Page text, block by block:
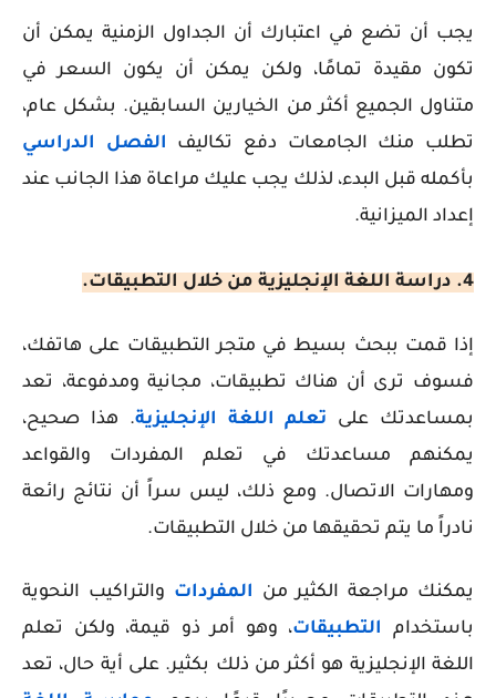
يجب أن تضع في اعتبارك أن الجداول الزمنية يمكن أن
تكون مقيدة تمامًا، ولكن يمكن أن يكون السعر في
متناول الجميع أكثر من الخيارين السابقين. بشكل عام،
تطلب منك الجامعات دفع تكاليف الفصل الدراسي
بأكمله قبل البدء، لذلك يجب عليك مراعاة هذا الجانب عند
إعداد الميزانية.
4. دراسة اللغة الإنجليزية من خلال التطبيقات.
إذا قمت ببحث بسيط في متجر التطبيقات على هاتفك،
فسوف ترى أن هناك تطبيقات، مجانية ومدفوعة، تعد
بمساعدتك على تعلم اللغة الإنجليزية. هذا صحيح،
يمكنهم مساعدتك في تعلم المفردات والقواعد
ومهارات الاتصال. ومع ذلك، ليس سراً أن نتائج رائعة
نادراً ما يتم تحقيقها من خلال التطبيقات.
يمكنك مراجعة الكثير من المفردات والتراكيب النحوية
باستخدام
التطبيقات، وهو أمر ذو قيمة، ولكن تعلم
اللغة الإنجليزية هو أكثر من ذلك بكثير. على أية حال، تعد